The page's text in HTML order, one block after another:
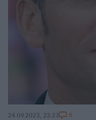
24.09.2023, 23:23 6